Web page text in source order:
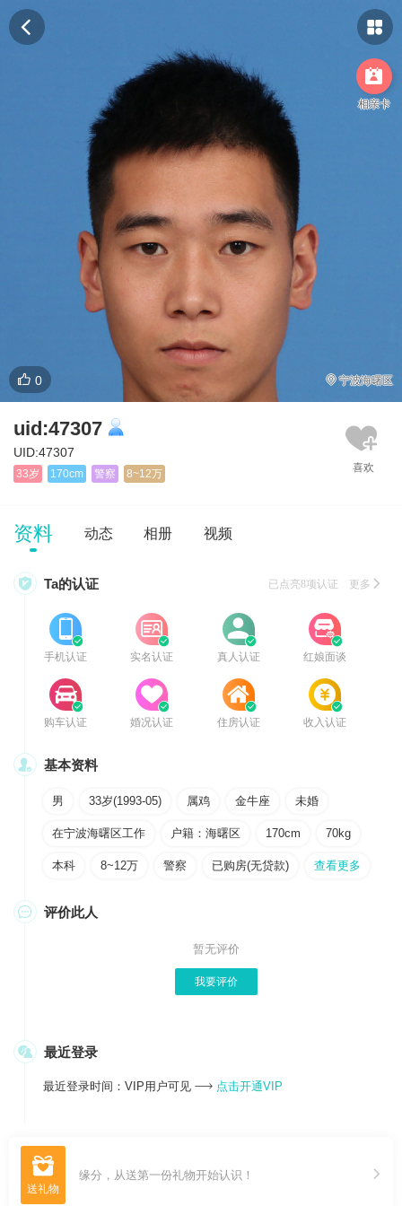
 

相亲卡
 0 宁波海曙区
uid:47307
UID:47307
33岁 170cm 警察 8~12万
资料 动态 相册 视频
 Ta的认证 已点亮8项认证 更多

手机认证


实名认证


真人认证


红娘面谈


购车认证


婚况认证


住房认证


收入认证
 基本资料
男 33岁(1993-05) 属鸡 金牛座 未婚
在宁波海曙区工作 户籍：海曙区 170cm 70kg
本科 8~12万 警察 已购房(无贷款) 查看更多
 评价此人
暂无评价
我要评价
 最近登录
最近登录时间：VIP用户可见  点击开通VIP
 缘分，从送第一份礼物开始认识！